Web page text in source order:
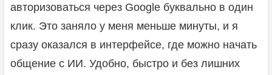
авторизоваться через Google буквально в один
клик. Это заняло у меня меньше минуты, и я
сразу оказался в интерфейсе, где можно начать
общение с ИИ. Удобно, быстро и без лишних